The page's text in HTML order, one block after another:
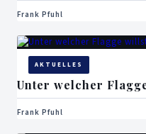
Frank Pfuhl
AKTUELLES
Unter welcher
Frank Pfuhl